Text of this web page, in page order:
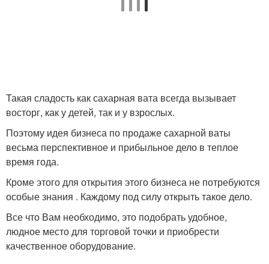
Такая сладость как сахарная вата всегда вызывает
восторг, как у детей, так и у взрослых.
Поэтому идея бизнеса по продаже сахарной ваты
весьма перспективное и прибыльное дело в теплое
время года.
Кроме этого для открытия этого бизнеса не потребуются
особые знания . Каждому под силу открыть такое дело.
Все что Вам необходимо, это подобрать удобное,
людное место для торговой точки и приобрести
качественное оборудование.